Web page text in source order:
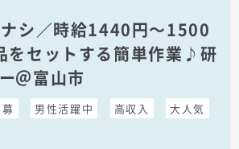
ナシ／時給1440円～1500
をセットする簡単作業♪研
＠富山市
男性活躍中 高収入 大人気